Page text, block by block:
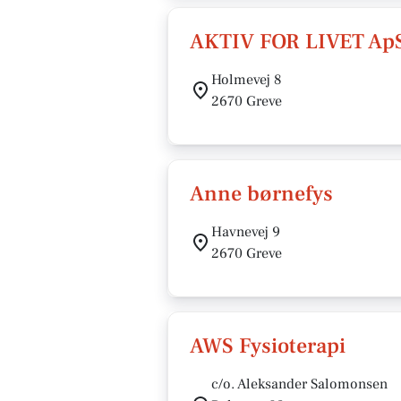
AKTIV FOR LIVET
Holmevej 8
2670 Greve
Anne børnefys
Havnevej 9
2670 Greve
AWS Fysioterapi
c/o. Aleksander Salomonsen